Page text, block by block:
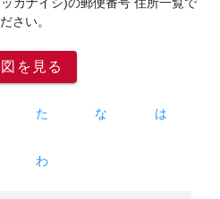
さい。
を見る
た な は
わ